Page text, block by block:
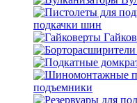
подкачки шин
подъемники